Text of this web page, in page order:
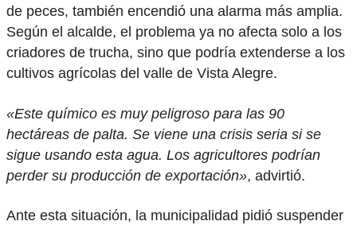
de peces, también encendió una alarma más amplia.
Según el alcalde, el problema ya no afecta solo a los
criadores de trucha, sino que podría extenderse a los
cultivos agrícolas del valle de Vista Alegre.
«Este químico es muy peligroso para las 90
hectáreas de palta. Se viene una crisis seria si se
sigue usando esta agua. Los agricultores podrían
perder su producción de exportación», advirtió.
Ante esta situación, la municipalidad pidió suspender